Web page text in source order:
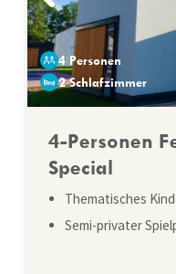
4 Personen
2 Schlafzimmer
4-Personen
Special
Thematisches
Semi-privater